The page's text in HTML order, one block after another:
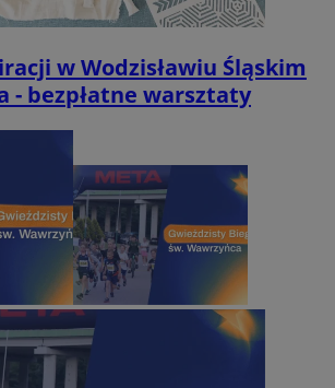
w Wodzisławiu Śląskim
- bezpłatne warsztaty